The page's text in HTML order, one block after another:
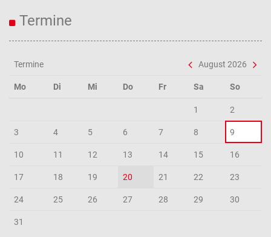
Termine
Termine August 2026
Mo Di Mi Do Fr Sa So
1 2
3 4 5 6 7 8 9
10 11 12 13 14 15 16
17 18 19 20 21 22 23
24 25 26 27 28 29 30
31